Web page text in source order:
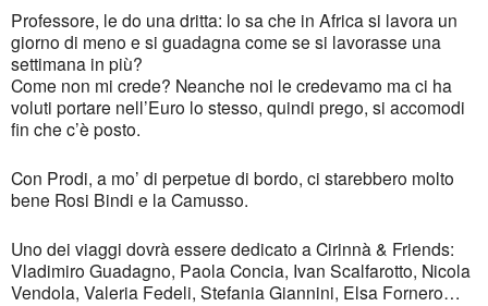
Professore, le do una dritta: lo sa che in Africa si lavora un
giorno di meno e si guadagna come se si lavorasse una
settimana in più?
Come non mi crede? Neanche noi le credevamo ma ci ha
voluti portare nell’Euro lo stesso, quindi prego, si accomodi
fin che c’è posto.
Con Prodi, a mo’ di perpetue di bordo, ci starebbero molto
bene Rosi Bindi e la Camusso.
Uno dei viaggi dovrà essere dedicato a Cirinnà & Friends:
Vladimiro Guadagno, Paola Concia, Ivan Scalfarotto, Nicola
Vendola, Valeria Fedeli, Stefania Giannini, Elsa Fornero…